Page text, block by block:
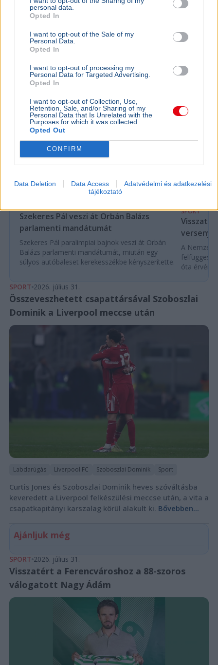
personal data.
Opted In
I want to opt-out of the Sale of my
Personal Data.
Opted In
I want to opt-out of processing my
Personal Data for Targeted Advertising.
Opted In
I want to opt-out of Collection, Use,
Retention, Sale, and/or Sharing of my
Personal Data that Is Unrelated with the
Purposes for which it was collected.
Opted Out
CONFIRM
Data Deletion Data Access
Adatvédelmi és adatkezelési
tájékoztató
Labdarúgás MLSZ Sport Debrecen Hőség
Az MLSZ nem módosítja a vasárnapi Újpest–Debrecen
meccs időpontját annak ellenére, hogy Budapesten 40
fokos hőség várható.
Olimpia
Szekeres Pál veszi át Orbán Balázs
parlamenti mandátumát
Szekeres Pál paralimpiai bajnok veszi át Orbán
Balázs parlamenti mandátumát, miután egy
súlyos autóbaleset kerekesszékbe kényszerítette.
SPORT
A
óta
SPORT 2026. július 31.
Összeveszhetett csapattársával Szoboszlai
Dominik a Liverpool meccse után
Labdarúgás Liverpool FC Szoboszlai Dominik Sport
Curtis Jones és Szoboszlai Dominik heves szóváltásba
keveredett a Liverpool felkészülési meccse után, a vita a
csapatkapitányi karszalag körül alakult ki. Bővebben...
Ajánljuk még
SPORT 2026. július 31.
Visszatért a Ferencvároshoz a 88-szoros
válogatott Nagy Ádám